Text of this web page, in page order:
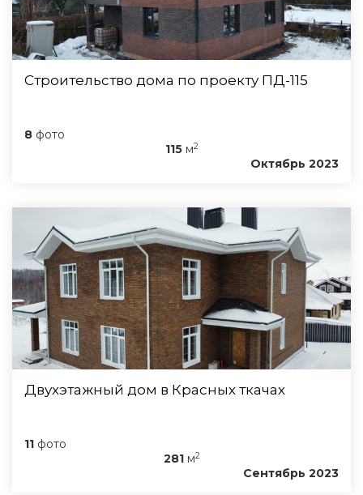
Строительство дома по проекту ПД-115
8 фото
115м2
Октябрь 2023
Двухэтажный дом в Красных ткачах
11 фото
281м2
Сентябрь 2023